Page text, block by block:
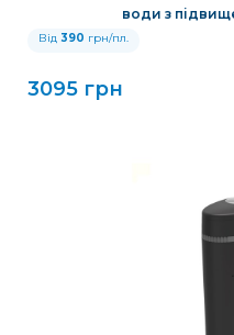
води з
Від 390 грн/пл.
3095 грн